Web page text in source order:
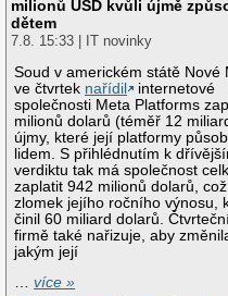
milionů USD kvůli újmě
dětem
7.8. 15:33 | IT novinky
Soud v americkém státě Nové
ve čtvrtek nařídil
internetové
společnosti Meta Platforms
milionů dolarů (téměř 12
újmy, které její platformy
lidem. S přihlédnutím k
verdiktu tak má společnost
zaplatit 942 milionů dolarů,
zlomek jejího ročního výnosu,
činil 60 miliard dolarů.
firmě také nařizuje, aby
jakým její
…více »